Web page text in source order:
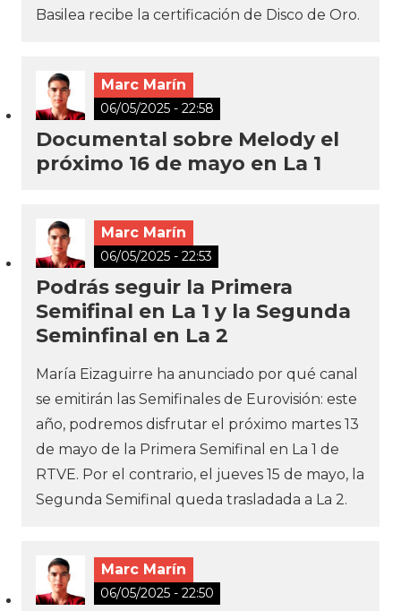
Basilea recibe la certificación de Disco de Oro.
Marc Marín
06/05/2025 - 22:58
Documental sobre Melody el
próximo 16 de mayo en La 1
Marc Marín
06/05/2025 - 22:53
Podrás seguir la Primera
Semifinal en La 1 y la Segunda
Seminfinal en La 2
María Eizaguirre ha anunciado por qué canal
se emitirán las Semifinales de Eurovisión: este
año, podremos disfrutar el próximo martes 13
de mayo de la Primera Semifinal en La 1 de
RTVE. Por el contrario, el jueves 15 de mayo, la
Segunda Semifinal queda trasladada a La 2.
Marc Marín
06/05/2025 - 22:50